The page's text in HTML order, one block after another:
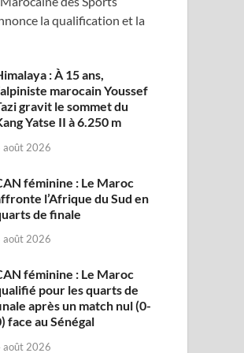
la qualification et la
: À 15 ans,
marocain Youssef
gravit le sommet du
Yatse II à 6.250 m
août 2026
féminine : Le Maroc
l’Afrique du Sud en
de finale
août 2026
féminine : Le Maroc
pour les quarts de
après un match nul (0-
face au Sénégal
août 2026